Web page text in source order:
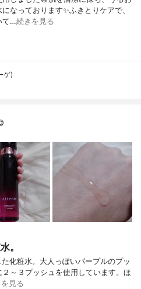
なっております✨ふきとりケアで、
て…続きを見る
ゲ)
。
化粧水。大人っぽいパープルのプッ
～３プッシュを使用しています。ほ
見る